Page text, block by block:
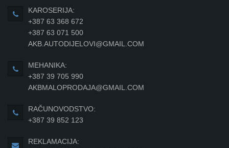
KAROSERIJA:
+387 63 368 672
+387 63 071 500
AKB.AUTODIJELOVI@GMAIL.COM
MEHANIKA:
+387 39 705 990
AKBMALOPRODAJA@GMAIL.COM
RAČUNOVODSTVO:
+387 39 852 123
REKLAMACIJA: